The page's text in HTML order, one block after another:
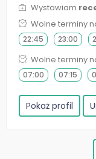
Wystawiam
Wolne terminy
22:45 23:00
Wolne terminy
07:00 07:15
Pokaż profil